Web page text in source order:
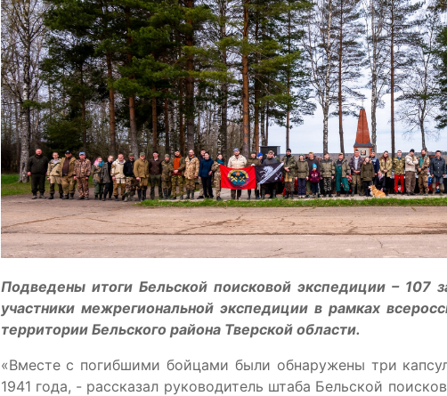
Подведены итоги Бельской поисковой экспедиции – 107
участники межрегиональной экспедиции в рамках
территории Бельского района Тверской области.
«Вместе с погибшими бойцами были обнаружены три
1941 года, - рассказал руководитель штаба Бельской